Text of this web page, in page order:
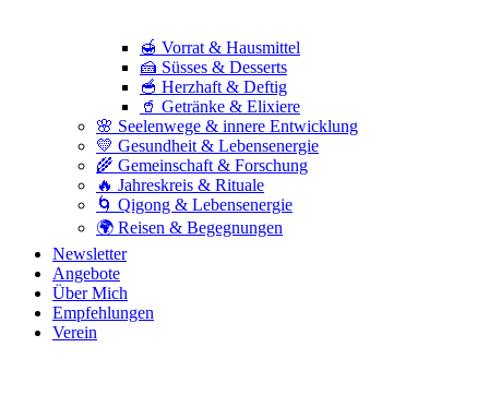
🍯 Vorrat & Hausmittel
🍰 Süsses & Desserts
🥣 Herzhaft & Deftig
🥤 Getränke & Elixiere
🌸 Seelenwege & innere Entwicklung
💛 Gesundheit & Lebensenergie
🌾 Gemeinschaft & Forschung
🔥 Jahreskreis & Rituale
🌀 Qigong & Lebensenergie
🌍 Reisen & Begegnungen
Newsletter
Angebote
Über Mich
Empfehlungen
Verein